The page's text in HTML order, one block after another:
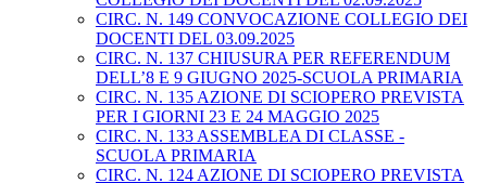
CIRC. N. 149 CONVOCAZIONE COLLEGIO DEI
DOCENTI DEL 03.09.2025
CIRC. N. 137 CHIUSURA PER REFERENDUM
DELL’8 E 9 GIUGNO 2025-SCUOLA PRIMARIA
CIRC. N. 135 AZIONE DI SCIOPERO PREVISTA
PER I GIORNI 23 E 24 MAGGIO 2025
CIRC. N. 133 ASSEMBLEA DI CLASSE -
SCUOLA PRIMARIA
CIRC. N. 124 AZIONE DI SCIOPERO PREVISTA